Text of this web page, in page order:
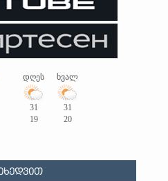
დღეს
ხვალ
31
31
19 20